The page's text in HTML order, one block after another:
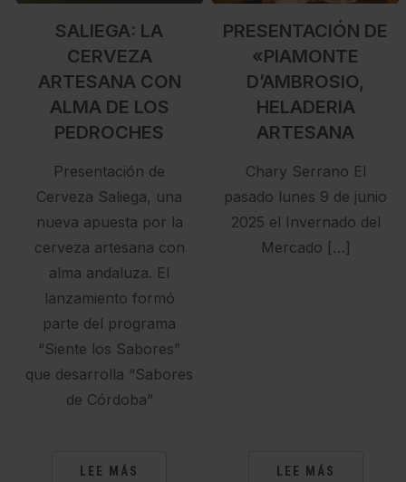
SALIEGA: LA
CERVEZA
ARTESANA CON
ALMA DE LOS
PEDROCHES
Presentación de
Cerveza Saliega, una
nueva apuesta por la
cerveza artesana con
alma andaluza. El
lanzamiento formó
parte del programa
“Siente los Sabores”
que desarrolla “Sabores
de Córdoba”
LEE MÁS
PRESENTACIÓN DE
«PIAMONTE
D’AMBROSIO,
HELADERIA
ARTESANA
Chary Serrano El
pasado lunes 9 de junio
2025 el Invernado del
Mercado […]
LEE MÁS